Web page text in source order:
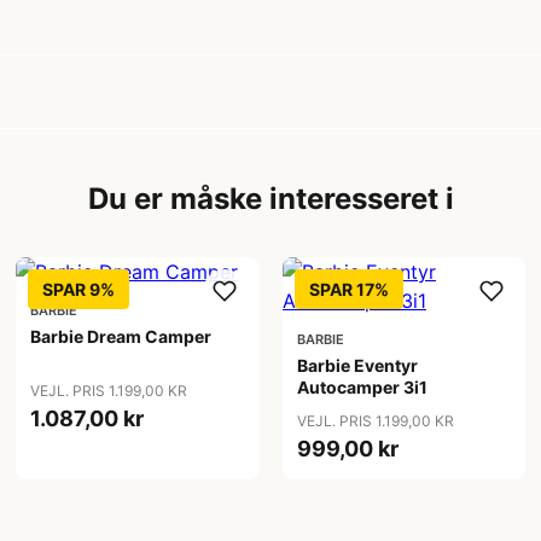
Du er måske interesseret i
SPAR 9%
BARBIE
Barbie Dream Camper
VEJL. PRIS 1.199,00 KR
1.087,00 kr
SPAR 17%
BARBIE
Barbie Eventyr
Autocamper 3i1
VEJL. PRIS 1.199,00 KR
999,00 kr